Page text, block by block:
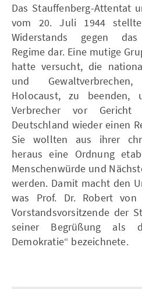
Das Stauffenberg-Attentat
vom 20. Juli 1944
Widerstands gegen das
Regime dar. Eine mutige
hatte versucht, die
und
Holocaust, zu beenden,
Verbrecher vor
Deutschland wieder einen
Sie wollten aus ihrer
heraus eine Ordnung
Menschenwürde und
werden. Damit macht den
was Prof. Dr. Robert von
Vorstandsvorsitzende der
seiner Begrüßung als
Demokratie“ bezeichnete.